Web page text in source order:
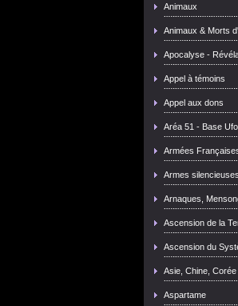
Animaux
Animaux & Morts
Apocalyse -
Appel à témoins
Appel aux dons
Aréa 51 - Base
Armées
Armes
Arnaques,
Ascension de la
Ascension du
Asie, Chine, Corée
Aspartame